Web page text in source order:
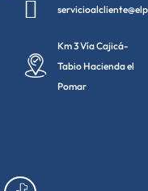
Km 3 Vía Cajicá-
Tabio Hacienda el
Pomar